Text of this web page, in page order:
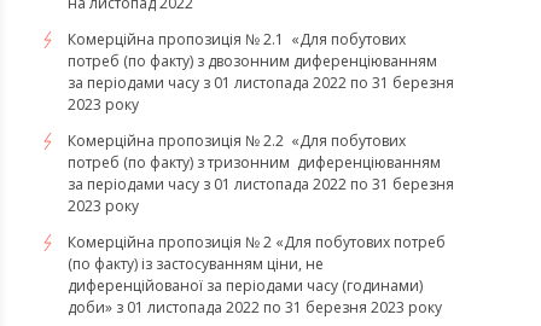
Комерційна пропозиція № 2.1 «Для побутових
потреб (по факту) з двозонним диференціюванням
за періодами часу з 01 листопада 2022 по 31 березня
2023 року
Комерційна пропозиція № 2.2 «Для побутових
потреб (по факту) з тризонним диференціюванням
за періодами часу з 01 листопада 2022 по 31 березня
2023 року
Комерційна пропозиція № 2 «Для побутових потреб
(по факту) із застосуванням ціни, не
диференційованої за періодами часу (годинами)
доби» з 01 листопада 2022 по 31 березня 2023 року